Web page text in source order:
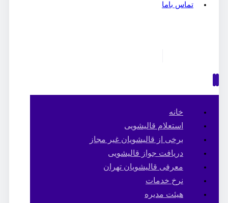
تماس باما
خانه
استعلام قالیشویی
برخی از قالیشویان غیر مجاز
دریافت جواز قالیشویی
معرفی قالیشویان تهران
نرخ خدمات
هیئت مدیره